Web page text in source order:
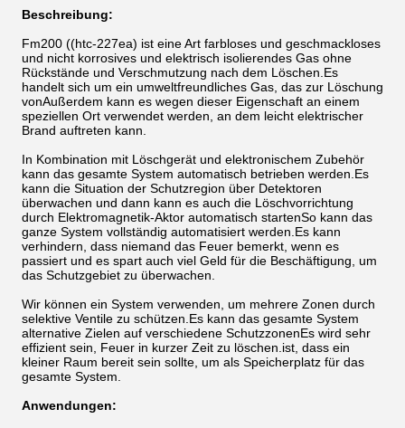
Beschreibung:
Fm200 ((htc-227ea) ist eine Art farbloses und geschmackloses
und nicht korrosives und elektrisch isolierendes Gas ohne
Rückstände und Verschmutzung nach dem Löschen.Es
handelt sich um ein umweltfreundliches Gas, das zur Löschung
vonAußerdem kann es wegen dieser Eigenschaft an einem
speziellen Ort verwendet werden, an dem leicht elektrischer
Brand auftreten kann.
In Kombination mit Löschgerät und elektronischem Zubehör
kann das gesamte System automatisch betrieben werden.Es
kann die Situation der Schutzregion über Detektoren
überwachen und dann kann es auch die Löschvorrichtung
durch Elektromagnetik-Aktor automatisch startenSo kann das
ganze System vollständig automatisiert werden.Es kann
verhindern, dass niemand das Feuer bemerkt, wenn es
passiert und es spart auch viel Geld für die Beschäftigung, um
das Schutzgebiet zu überwachen.
Wir können ein System verwenden, um mehrere Zonen durch
selektive Ventile zu schützen.Es kann das gesamte System
alternative Zielen auf verschiedene SchutzzonenEs wird sehr
effizient sein, Feuer in kurzer Zeit zu löschen.ist, dass ein
kleiner Raum bereit sein sollte, um als Speicherplatz für das
gesamte System.
Anwendungen: